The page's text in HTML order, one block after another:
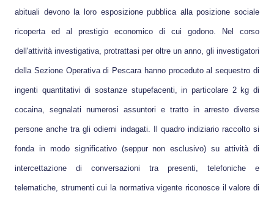
abituali devono la loro esposizione pubblica alla posizione sociale
ricoperta ed al prestigio economico di cui godono. Nel corso
dell'attività investigativa, protrattasi per oltre un anno, gli investigatori
della Sezione Operativa di Pescara hanno proceduto al sequestro di
ingenti quantitativi di sostanze stupefacenti, in particolare 2 kg di
cocaina, segnalati numerosi assuntori e tratto in arresto diverse
persone anche tra gli odierni indagati. Il quadro indiziario raccolto si
fonda in modo significativo (seppur non esclusivo) su attività di
intercettazione di conversazioni tra presenti, telefoniche e
telematiche, strumenti cui la normativa vigente riconosce il valore di